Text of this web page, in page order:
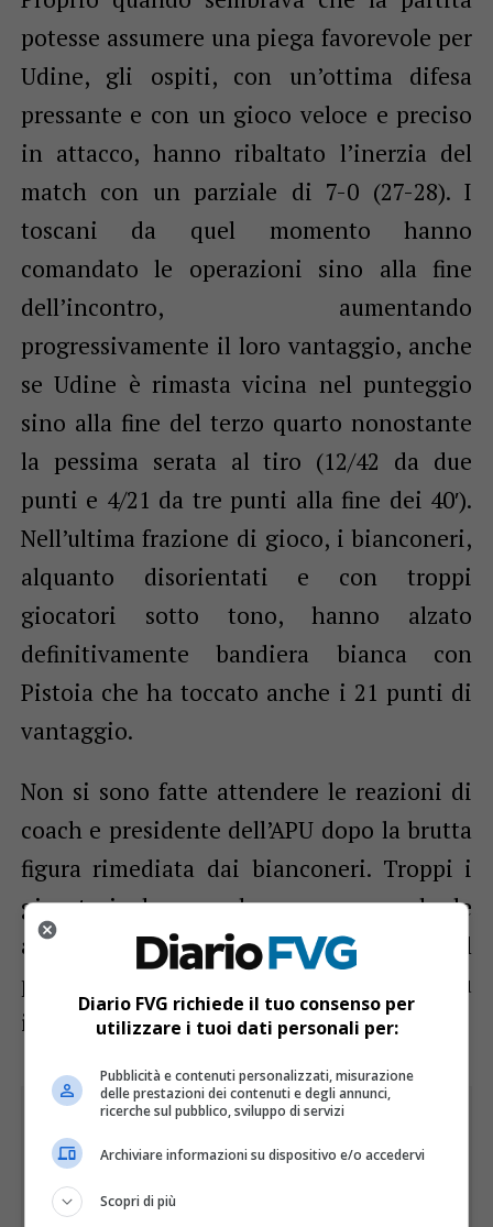
potesse assumere una piega favorevole per
Udine, gli ospiti, con un’ottima difesa
pressante e con un gioco veloce e preciso
in attacco, hanno ribaltato l’inerzia del
match con un parziale di 7-0 (27-28). I
toscani da quel momento hanno
comandato le operazioni sino alla fine
dell’incontro, aumentando
progressivamente il loro vantaggio, anche
se Udine è rimasta vicina nel punteggio
sino alla fine del terzo quarto nonostante
la pessima serata al tiro (12/42 da due
punti e 4/21 da tre punti alla fine dei 40′).
Nell’ultima frazione di gioco, i bianconeri,
alquanto disorientati e con troppi
giocatori sotto tono, hanno alzato
definitivamente bandiera bianca con
Pistoia che ha toccato anche i 21 punti di
vantaggio.
Non si sono fatte attendere le reazioni di
coach e presidente dell’APU dopo la brutta
figura rimediata dai bianconeri. Troppi i
giocatori che non han reso secondo le
aspettative, in particolare tra quelli dal
pedigree (e dallo stipendio) più
importante.
Diario FVG richiede il tuo consenso per
utilizzare i tuoi dati personali per:
Pubblicità e contenuti personalizzati, misurazione
delle prestazioni dei contenuti e degli annunci,
ricerche sul pubblico, sviluppo di servizi
Archiviare informazioni su dispositivo e/o accedervi
Scopri di più